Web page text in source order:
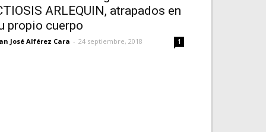
ARLEQUIN, atrapados en
propio cuerpo
José Alférez Cara - 24 septiembre, 2018 1